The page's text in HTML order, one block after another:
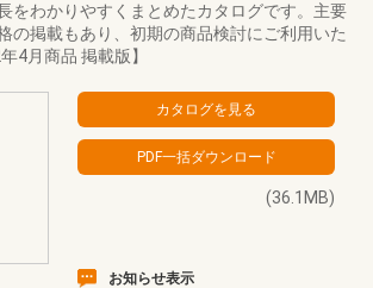
をわかりやすくまとめたカタログです。主要
の掲載もあり、初期の商品検討にご利用いた
4月商品 掲載版】
(36.1MB)
お知らせ表示